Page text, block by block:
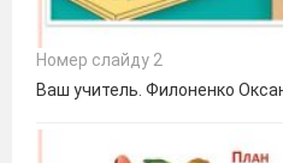
Номер слайду 2
Ваш учитель. Филоненко